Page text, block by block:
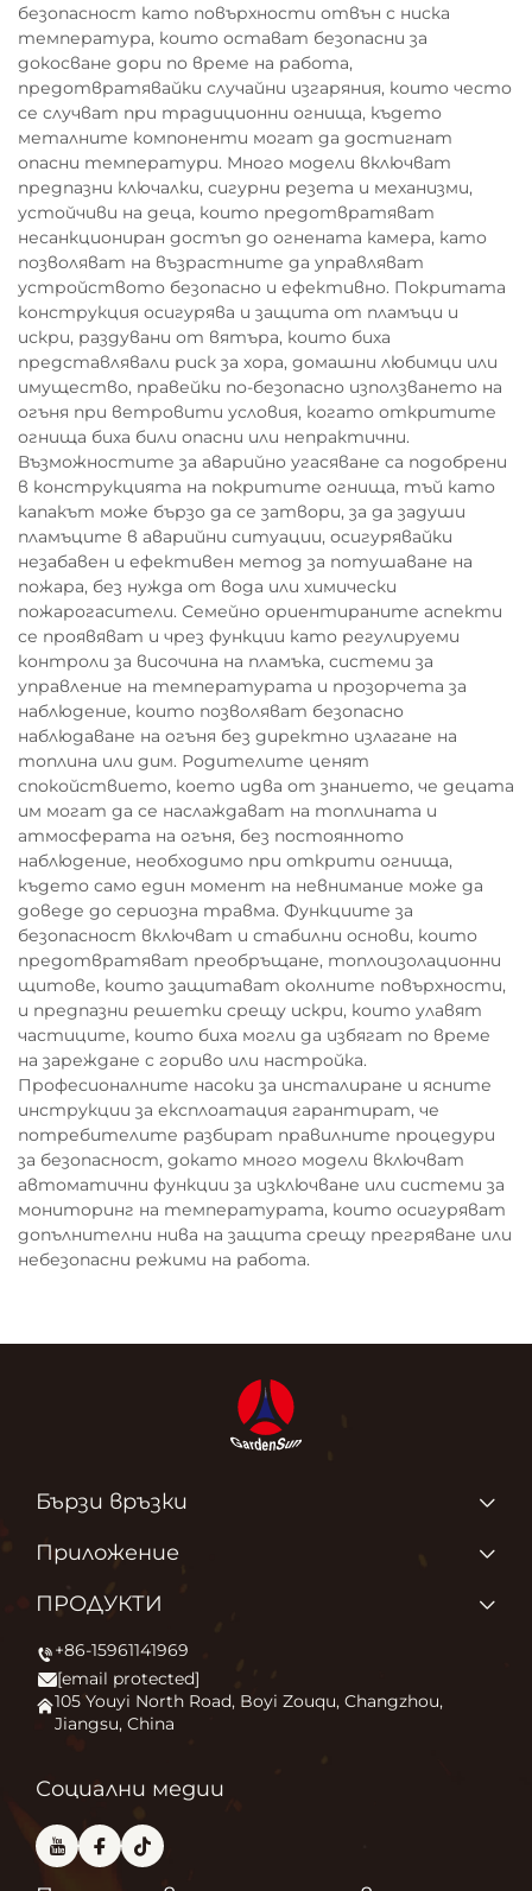
безопасност като повърхности отвън с ниска
температура, които остават безопасни за
докосване дори по време на работа,
предотвратявайки случайни изгаряния, които често
се случват при традиционни огнища, където
металните компоненти могат да достигнат
опасни температури. Много модели включват
предпазни ключалки, сигурни резета и механизми,
устойчиви на деца, които предотвратяват
несанкциониран достъп до огнената камера, като
позволяват на възрастните да управляват
устройството безопасно и ефективно. Покритата
конструкция осигурява и защита от пламъци и
искри, раздувани от вятъра, които биха
представлявали риск за хора, домашни любимци или
имущество, правейки по-безопасно използването на
огъня при ветровити условия, когато откритите
огнища биха били опасни или непрактични.
Възможностите за аварийно угасяване са подобрени
в конструкцията на покритите огнища, тъй като
капакът може бързо да се затвори, за да задуши
пламъците в аварийни ситуации, осигурявайки
незабавен и ефективен метод за потушаване на
пожара, без нужда от вода или химически
пожарогасители. Семейно ориентираните аспекти
се проявяват и чрез функции като регулируеми
контроли за височина на пламъка, системи за
управление на температурата и прозорчета за
наблюдение, които позволяват безопасно
наблюдаване на огъня без директно излагане на
топлина или дим. Родителите ценят
спокойствието, което идва от знанието, че децата
им могат да се наслаждават на топлината и
атмосферата на огъня, без постоянното
наблюдение, необходимо при открити огнища,
където само един момент на невнимание може да
доведе до сериозна травма. Функциите за
безопасност включват и стабилни основи, които
предотвратяват преобръщане, топлоизолационни
щитове, които защитават околните повърхности,
и предпазни решетки срещу искри, които улавят
частиците, които биха могли да избягат по време
на зареждане с гориво или настройка.
Професионалните насоки за инсталиране и ясните
инструкции за експлоатация гарантират, че
потребителите разбират правилните процедури
за безопасност, докато много модели включват
автоматични функции за изключване или системи за
мониторинг на температурата, които осигуряват
допълнителни нива на защита срещу прегряване или
небезопасни режими на работа.
Бързи връзки
ПРОДУКТИ
Новини
Свържете се с нас
Често задавани въпроси
Приложение
Защо обичаме това, което правим?
ПРОДУКТИ
Печка за външни площи
Огнище
Пещ за пица
+86-15961141969
[email protected]
105 Youyi North Road, Boyi Zouqu, Changzhou,
Jiangsu, China
Социални медии